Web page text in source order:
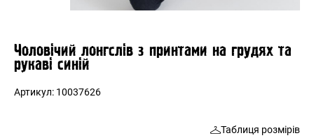
Чоловічий лонгслів з принтами на грудях та
рукаві синій
Артикул: 10037626
Таблиця розмірів